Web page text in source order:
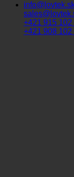
+421 915 102
+421 908 102